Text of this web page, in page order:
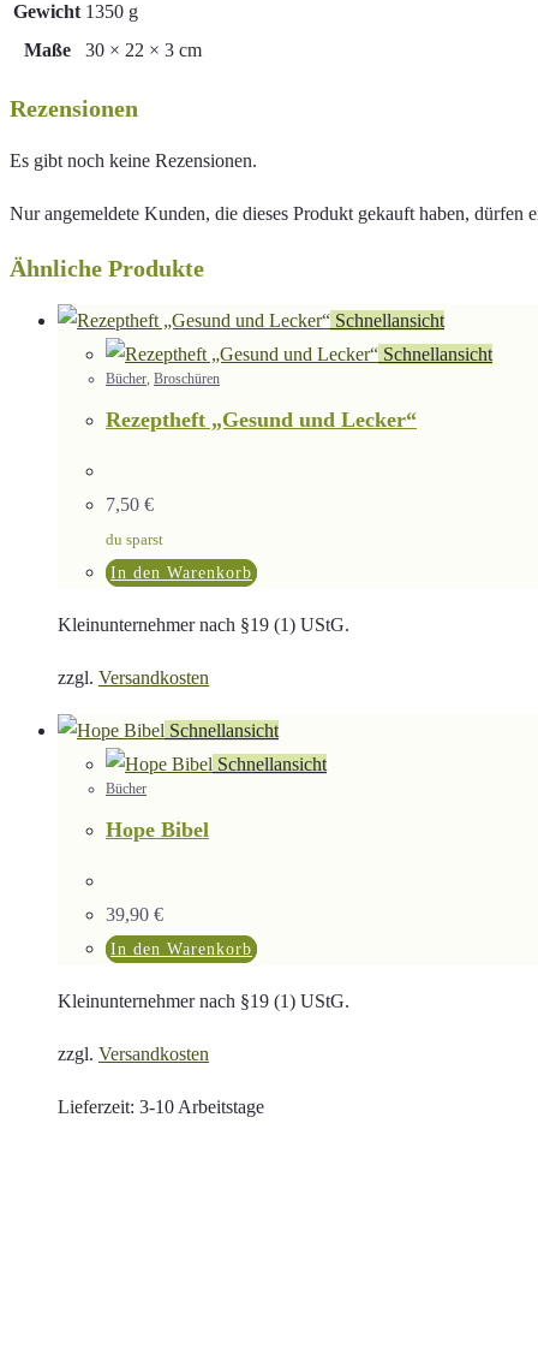
Gewicht 1350 g
Maße
30 × 22 × 3 cm
Rezensionen
Es gibt noch keine Rezensionen.
Nur angemeldete Kunden, die dieses Produkt gekauft haben, dürfen
Ähnliche Produkte
Schnellansicht
Schnellansicht
Bücher, Broschüren
Rezeptheft „Gesund und Lecker“
7,50 €
du sparst
In den Warenkorb
Kleinunternehmer nach §19 (1) UStG.
zzgl. Versandkosten
Schnellansicht
Schnellansicht
Bücher
Hope Bibel
39,90 €
In den Warenkorb
Kleinunternehmer nach §19 (1) UStG.
zzgl. Versandkosten
Lieferzeit: 3-10 Arbeitstage